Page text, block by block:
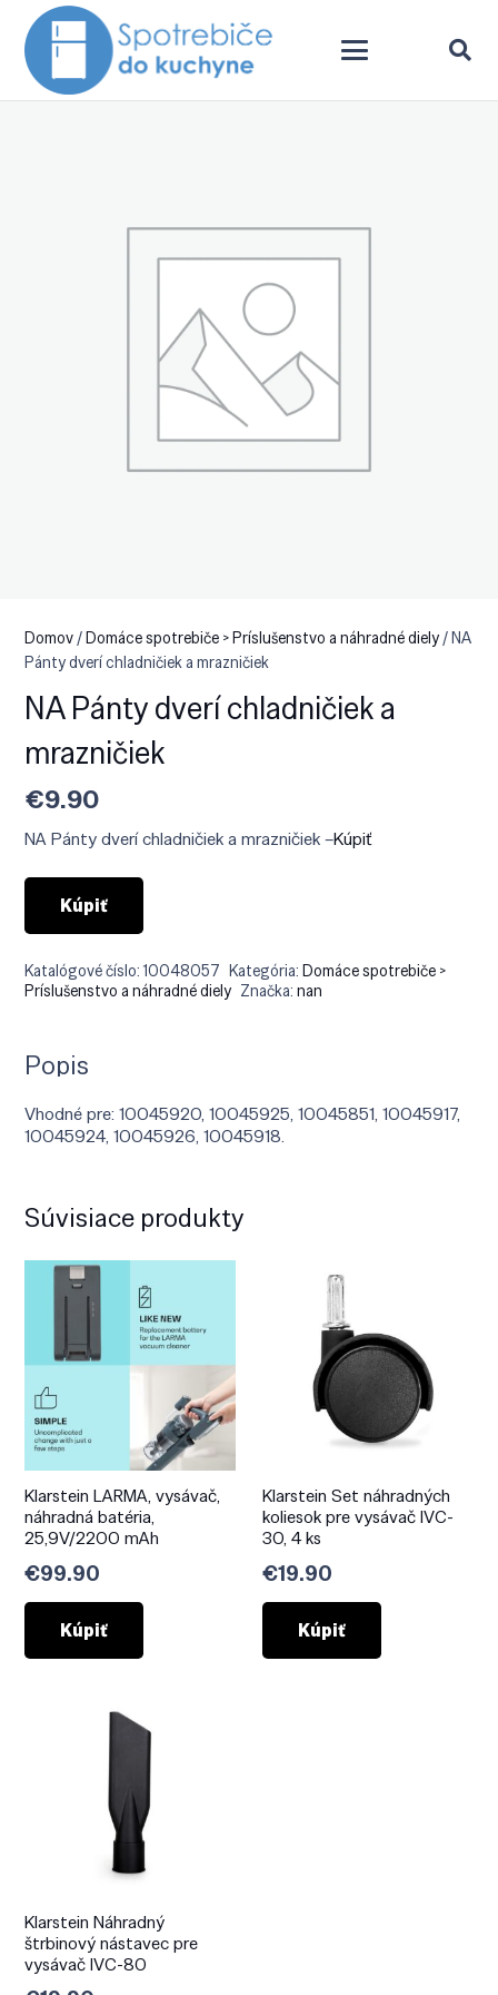
Domov/Domáce spotrebiče > Príslušenstvo a náhradné diely/ NA
Pánty dverí chladničiek a mrazničiek
NA Pánty dverí chladničiek a
mrazničiek
€9.90
NA Pánty dverí chladničiek a mrazničiek –Kúpiť
Kúpiť
Katalógové číslo:10048057 Kategória:Domáce spotrebiče >
Príslušenstvo a náhradné diely Značka:nan
Popis
Vhodné pre: 10045920, 10045925, 10045851, 10045917,
10045924, 10045926, 10045918.
Súvisiace produkty
Klarstein LARMA, vysávač,
náhradná batéria,
25,9V/2200 mAh
€99.90
Kúpiť
Klarstein Set náhradných
koliesok pre vysávač IVC-
30, 4 ks
€19.90
Kúpiť
Klarstein Náhradný
štrbinový nástavec pre
vysávač IVC-80